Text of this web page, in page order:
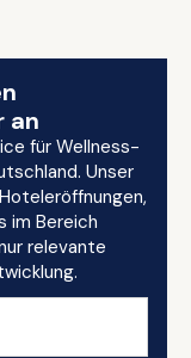
an
für Wellness-
Unser
im Bereich
relevante